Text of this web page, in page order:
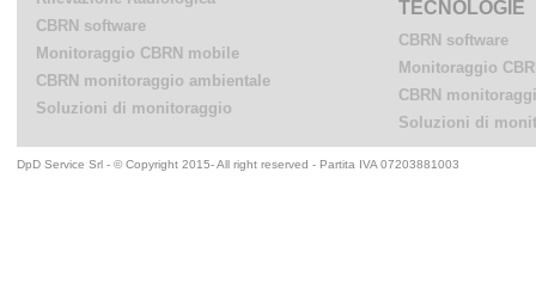
DpD Service Srl - © Copyright 2015- All right reserved - Partita IVA 07203881003
TECNOLOGIE
CBRN software
Monitoraggio CBRN mobile
CBRN monitoraggio ambientale
Soluzioni di monitoraggio
CBRN software
Monitoraggio
CBRN
Soluzioni di